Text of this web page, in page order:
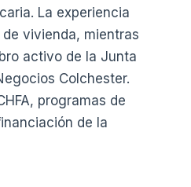
La experiencia
vivienda, mientras
activo de la Junta
Colchester.
programas de
de la